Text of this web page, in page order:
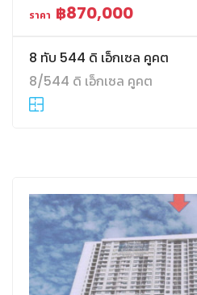
ราคา ฿870,000
8 ทับ 544 ดิ เอ็กเซล คูคต
8/544 ดิ เอ็กเซล คูคต